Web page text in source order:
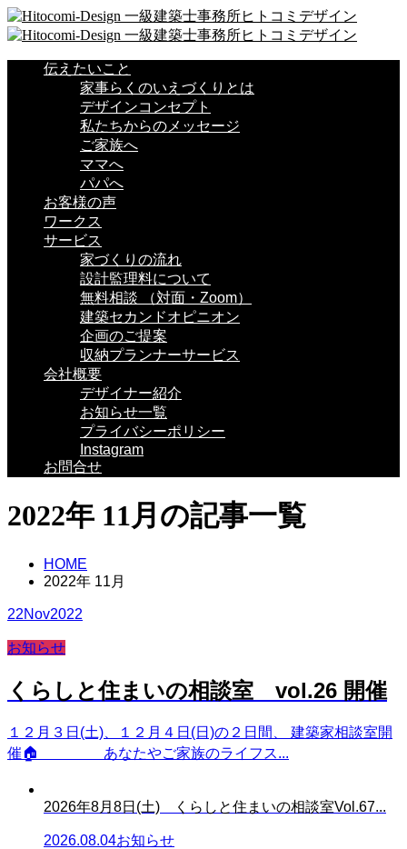
伝えたいこと
家事らくのいえづくりとは
デザインコンセプト
私たちからのメッセージ
ご家族へ
ママへ
パパへ
お客様の声
ワークス
サービス
家づくりの流れ
設計監理料について
無料相談 （対面・Zoom）
建築セカンドオピニオン
企画のご提案
収納プランナーサービス
会社概要
デザイナー紹介
お知らせ一覧
プライバシーポリシー
Instagram
お問合せ
2022年 11月の記事一覧
HOME
2022年 11月
22Nov2022
お知らせ
くらしと住まいの相談室 vol.26 開催
１２月３日(土)、１２月４日(日)の２日間、 建築家相談室開
催🏠 あなたやご家族のライフス...
2026年8月8日(土) くらしと住まいの相談室Vol.67...
2026.08.04お知らせ